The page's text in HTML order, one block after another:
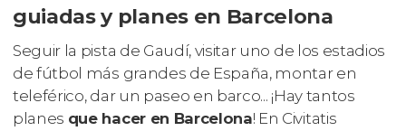
guiadas y planes en Barcelona
Seguir la pista de Gaudí, visitar uno de los estadios
de fútbol más grandes de España, montar en
teleférico, dar un paseo en barco... ¡Hay tantos
planes que hacer en Barcelona! En Civitatis